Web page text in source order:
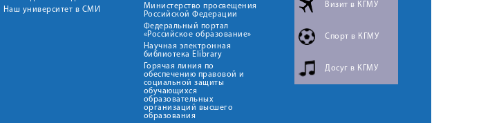
Наш университет в СМИ
Министерство просвещения
Российской Федерации
Федеральный портал
«Российское образование»
Научная электронная
библиотека Elibrary
Горячая линия по
обеспечению правовой и
социальной защиты
обучающихся
образовательных
организаций высшего
образования
Визит в КГМУ
Спорт в КГМУ
Досуг в КГМУ